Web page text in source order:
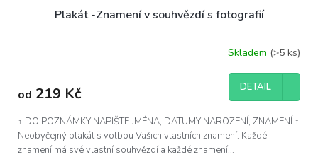
Plakát -Znamení v souhvězdí s fotografií
je
z
5
hvězdiček.
Skladem (>5 ks)
od 219 Kč DETAIL
↑ DO POZNÁMKY NAPIŠTE JMÉNA, DATUMY NAROZENÍ, ZNAMENÍ ↑
Neobyčejný plakát s volbou Vašich vlastních znamení. Každé
znamení má své vlastní souhvězdí a každé znamení...